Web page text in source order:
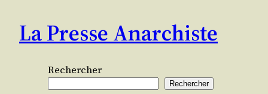
contenu
La Presse Anarchiste
Rechercher
Rechercher